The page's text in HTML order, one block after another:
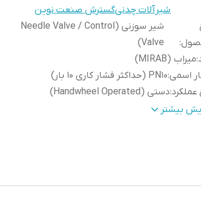
شیرآلات چدنیگسترش صنعت نوین
:
شیر سوزنی (Needle Valve / Control
Valve)
:میراب (MIRAB)
اسمی:PN10 (حداکثر فشار کاری 10 بار)
عملکرد:دستی (Handwheel Operated)
سوزنی با دیسک مخروطی جهت تنظیم دقیق بیشتر